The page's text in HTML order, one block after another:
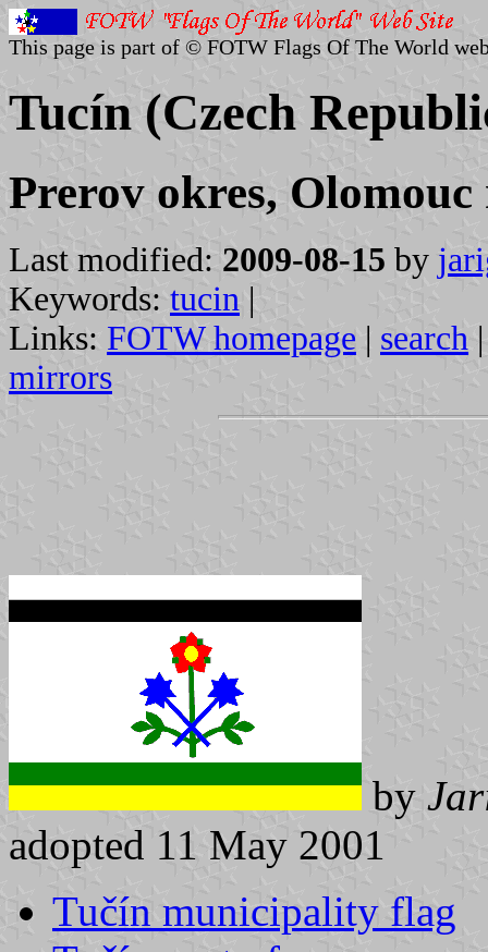
This page is part of © FOTW Flags Of The World
Tucín (Czech
Prerov okres, Olomouc
Last modified: 2009-08-15 by
Keywords: tucin |
Links: FOTW homepage | search
mirrors
by
adopted 11 May 2001
Tučín municipality flag